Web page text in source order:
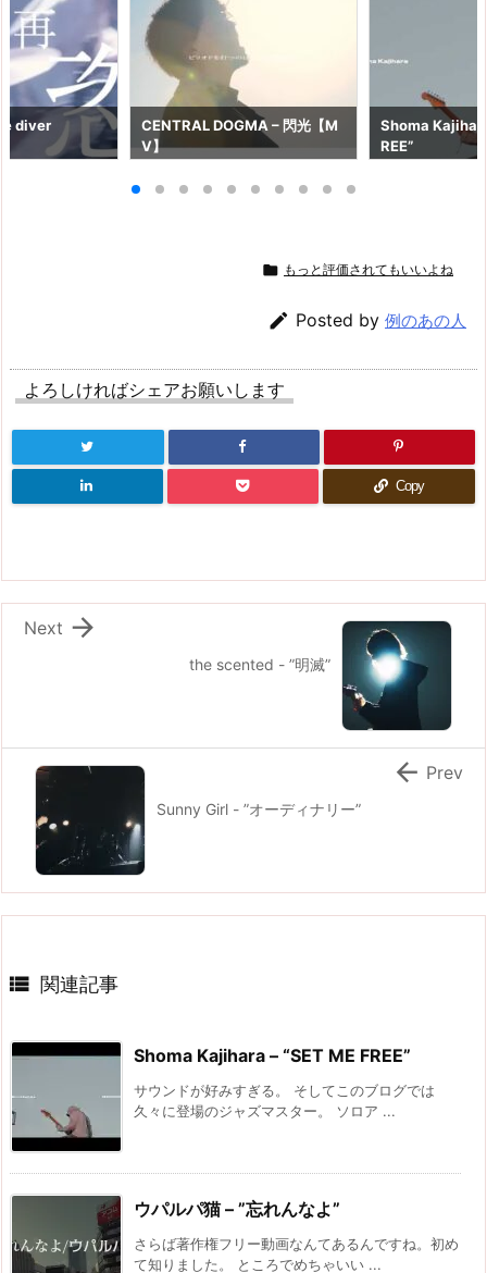
diver
CENTRAL DOGMA – 閃光【M
V】
Shoma
REE”
 もっと評価されてもいいよね
 Posted by 例のあの人
よろしければシェアお願いします
Copy
the scented - ”明滅”

Next
Sunny Girl - ”オーディナリー”
 Prev
 関連記事
Shoma Kajihara – “SET ME FREE”
サウンドが好みすぎる。 そしてこのブログでは
久々に登場のジャズマスター。 ソロア ...
ウパルパ猫 – ”忘れんなよ”
さらば著作権フリー動画なんてあるんですね。初め
て知りました。 ところでめちゃいい ...